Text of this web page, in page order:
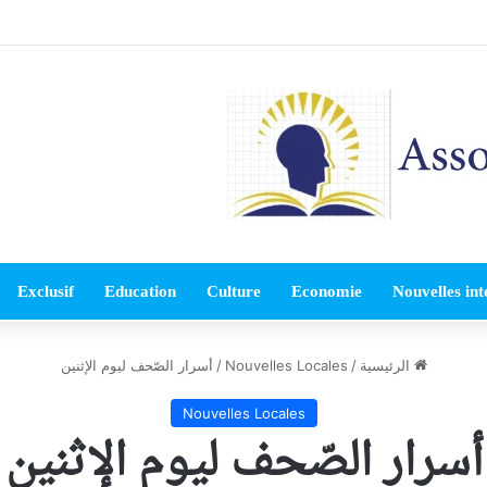
Nouvelles
Economie
Culture
Education
Exclusif
الرئيسية /
Nouvelles Locales
/ أسرار الصّحف ليوم الإثنين
Nouvelles Locales
أسرار الصّحف ليوم الإثنين